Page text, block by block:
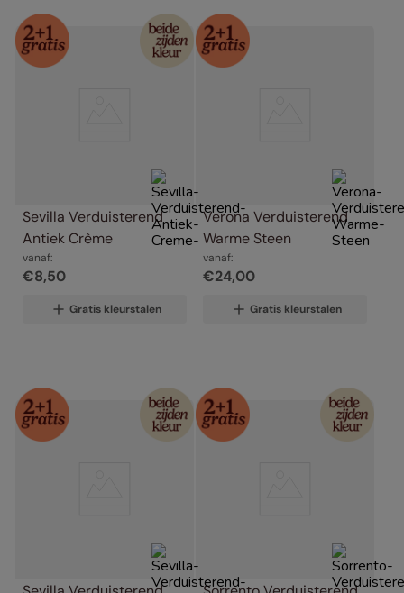
Sevilla Verduisterend
Antiek Crème
vanaf:
€8,50
Gratis kleurstalen
Verona Verduisterend
Warme Steen
vanaf:
€24,00
Gratis kleurstalen